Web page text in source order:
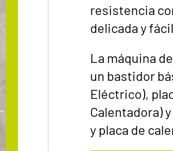
resistencia
delicada y
La máquina
un bastidor
Eléctrico),
Calentadora)
y placa de